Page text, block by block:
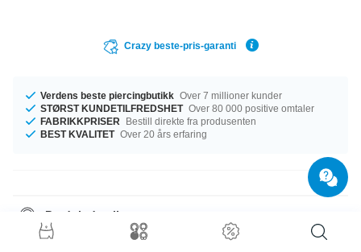
Crazy beste-pris-garanti
Verdens beste piercingbutikk Over 7 millioner kunder
STØRST KUNDETILFREDSHET Over 80 000 positive omtaler
FABRIKKPRISER
Bestill direkte fra produsenten
BEST KVALITET Over 20 års erfaring
Produktdetaljer
Størrelse 1.6 mm er det vi har tilgjengelig for deg. Vi har diametre fra 4